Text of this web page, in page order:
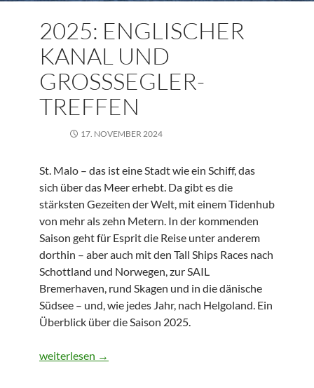
2025: ENGLISCHER
KANAL UND
GROSSSEGLER-T
REFFEN
17. NOVEMBER 2024
St. Malo – das ist eine Stadt wie ein Schiff, das
sich über das Meer erhebt. Da gibt es die
stärksten Gezeiten der Welt, mit einem Tidenhub
von mehr als zehn Metern. In der kommenden
Saison geht für Esprit die Reise unter anderem
dorthin – aber auch mit den Tall Ships Races nach
Schottland und Norwegen, zur SAIL
Bremerhaven, rund Skagen und in die dänische
Südsee – und, wie jedes Jahr, nach Helgoland. Ein
Überblick über die Saison 2025.
2025: Englischer Kanal und Großsegler-Treffen
weiterlesen →